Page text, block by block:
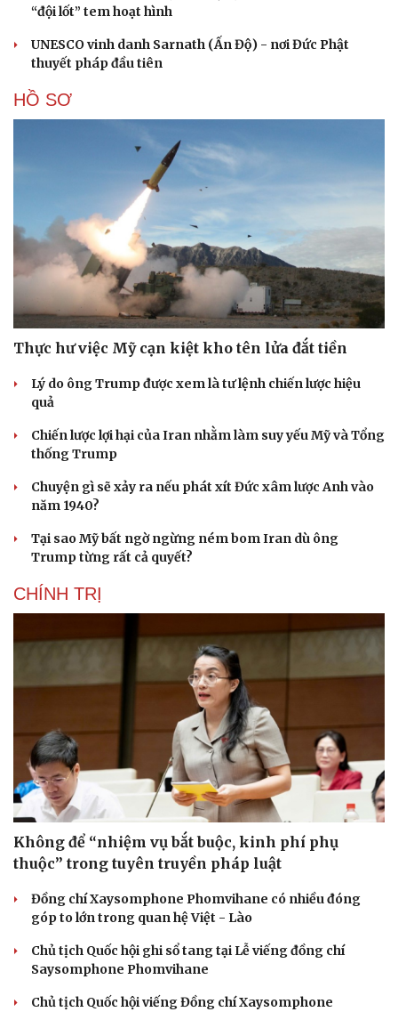
“đội lốt” tem hoạt hình
UNESCO vinh danh Sarnath (Ấn Độ) - nơi Đức Phật
thuyết pháp đầu tiên
HỒ SƠ
Thực hư việc Mỹ cạn kiệt kho tên lửa đắt tiền
Lý do ông Trump được xem là tư lệnh chiến lược hiệu
quả
Chiến lược lợi hại của Iran nhằm làm suy yếu Mỹ và Tổng
thống Trump
Chuyện gì sẽ xảy ra nếu phát xít Đức xâm lược Anh vào
năm 1940?
Tại sao Mỹ bất ngờ ngừng ném bom Iran dù ông
Trump từng rất cả quyết?
CHÍNH TRỊ
Không để “nhiệm vụ bắt buộc, kinh phí phụ
thuộc” trong tuyên truyền pháp luật
Đồng chí Xaysomphone Phomvihane có nhiều đóng
góp to lớn trong quan hệ Việt - Lào
Chủ tịch Quốc hội ghi sổ tang tại Lễ viếng đồng chí
Saysomphone Phomvihane
Chủ tịch Quốc hội viếng Đồng chí Xaysomphone